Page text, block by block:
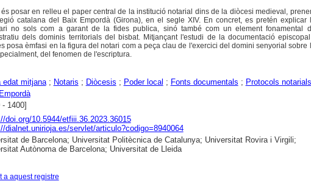
posar en relleu el paper central de la institució notarial dins de la diòcesi medieval,
catalana del Baix Empordà (Girona), en el segle XIV. En concret, es pretén explicar
no sols com a garant de la fides publica, sinó també com un element fonamental
dels dominis territorials del bisbat. Mitjançant l'estudi de la documentació
posa èmfasi en la figura del notari com a peça clau de l'exercici del domini senyorial sobre
del fenomen de l'escriptura.
edat mitjana; Notaris ; Diòcesis ; Poder local ; Fonts documentals ; Protocols notarials
- 1400]
doi.org/10.5944/etfiii.36.2023.36015
dialnet.unirioja.es/servlet/articulo?codigo=8940064
de Barcelona; Universitat Politècnica de Catalunya; Universitat Rovira i Virgili;
Autònoma de Barcelona; Universitat de Lleida
a aquest registre